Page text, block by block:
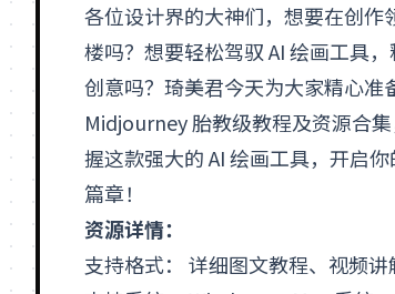
各位设计界的大神们，想要在创作
楼吗？想要轻松驾驭AI绘画工具
创意吗？琦美君今天为大家精心准
Midjourney 胎教级教程及资源合
握这款强大的AI绘画工具，开启
篇章！
资源详情：
支持格式： 详细图文教程、视频讲